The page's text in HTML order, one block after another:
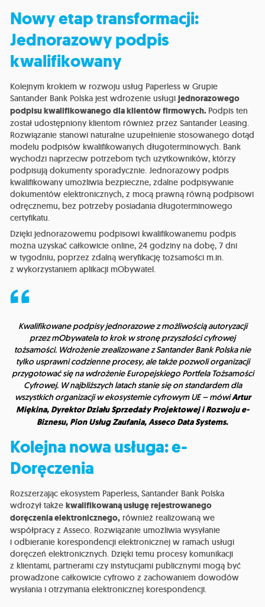
Nowy etap transformacji:
Jednorazowy podpis
kwalifikowany
Kolejnym krokiem w rozwoju usług Paperless w Grupie
Santander Bank Polska jest wdrożenie usługijednorazowego
podpisu kwalifikowanego dla klientów firmowych. Podpis ten
został udostępniony klientom również przez Santander Leasing.
Rozwiązanie stanowi naturalne uzupełnienie stosowanego dotąd
modelu podpisów kwalifikowanych długoterminowych. Bank
wychodzi naprzeciw potrzebom tych użytkowników, którzy
podpisują dokumenty sporadycznie. Jednorazowy podpis
kwalifikowany umożliwia bezpieczne, zdalne podpisywanie
dokumentów elektronicznych, z mocą prawną równą podpisowi
odręcznemu, bez potrzeby posiadania długoterminowego
certyfikatu.
Dzięki jednorazowemu podpisowi kwalifikowanemu podpis
można uzyskać całkowicie online, 24 godziny na dobę, 7 dni
w tygodniu, poprzez zdalną weryfikację tożsamości m.in.
z wykorzystaniem aplikacji mObywatel.
Kwalifikowane podpisy jednorazowe z możliwością autoryzacji
przez mObywatela to krok w stronę przyszłości cyfrowej
tożsamości. Wdrożenie zrealizowane z Santander Bank Polska nie
tylko usprawni codzienne procesy, ale także pozwoli organizacji
przygotować się na wdrożenie Europejskiego Portfela Tożsamości
Cyfrowej. W najbliższych latach stanie się on standardem dla
wszystkich organizacji w ekosystemie cyfrowym UE – mówiArtur
Miękina, Dyrektor Działu Sprzedaży Projektowej i Rozwoju e-
Biznesu, Pion Usług Zaufania, Asseco Data Systems.
Kolejna nowa usługa:e-
Doręczenia
Rozszerzając ekosystem Paperless, Santander Bank Polska
wdrożył takżekwalifikowaną usługę rejestrowanego
doręczenia elektronicznego, również realizowaną we
współpracy z Asseco. Rozwiązanie umożliwia wysyłanie
i odbieranie korespondencji elektronicznej w ramach usługi
doręczeń elektronicznych. Dzięki temu procesy komunikacji
z klientami, partnerami czy instytucjami publicznymi mogą być
prowadzone całkowicie cyfrowo z zachowaniem dowodów
wysłania i otrzymania elektronicznej korespondencji.